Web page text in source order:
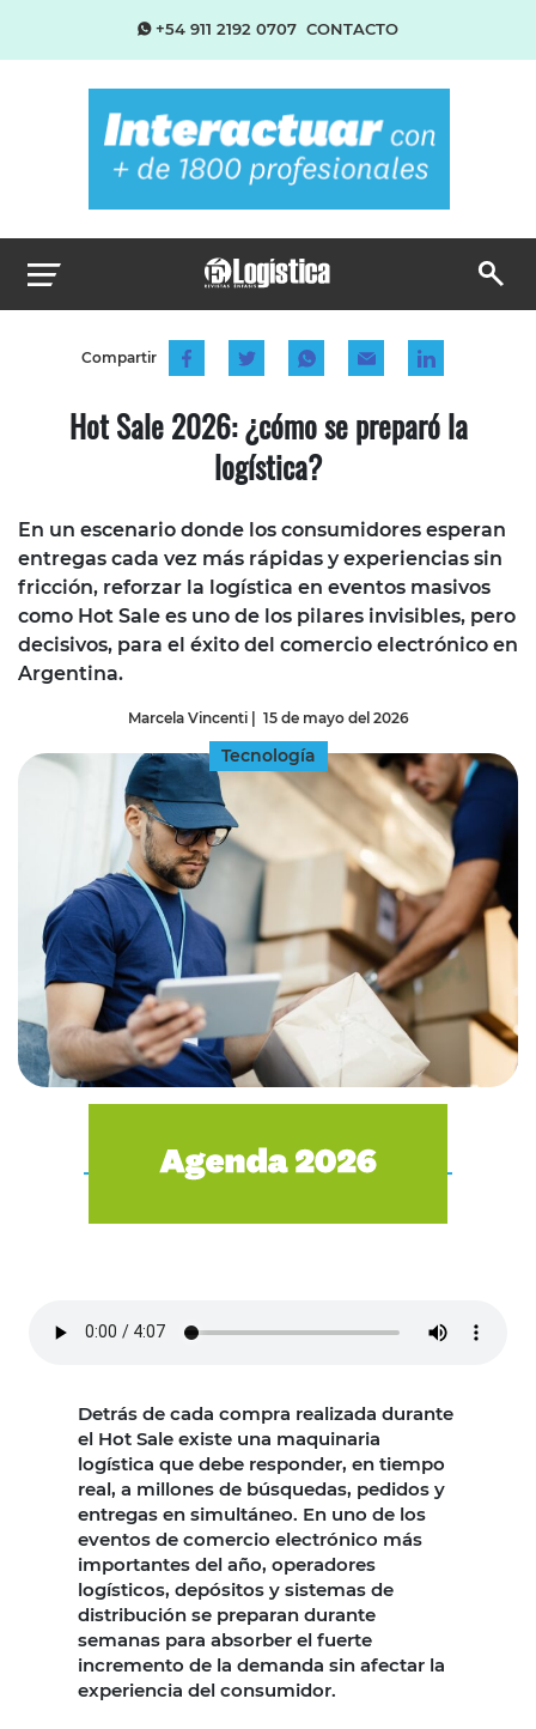
+54 911 2192 0707 CONTACTO
Compartir
Hot Sale 2026: ¿cómo se preparó la
logística?
En un escenario donde los consumidores esperan
entregas cada vez más rápidas y experiencias sin
fricción, reforzar la logística en eventos masivos
como Hot Sale es uno de los pilares invisibles, pero
decisivos, para el éxito del comercio electrónico en
Argentina.
Marcela Vincenti| 15 de mayo del 2026
Tecnología
Detrás de cada compra realizada durante
el Hot Sale existe una maquinaria
logística que debe responder, en tiempo
real, a millones de búsquedas, pedidos y
entregas en simultáneo. En uno de los
eventos de comercio electrónico más
importantes del año, operadores
logísticos, depósitos y sistemas de
distribución se preparan durante
semanas para absorber el fuerte
incremento de la demanda sin afectar la
experiencia del consumidor.